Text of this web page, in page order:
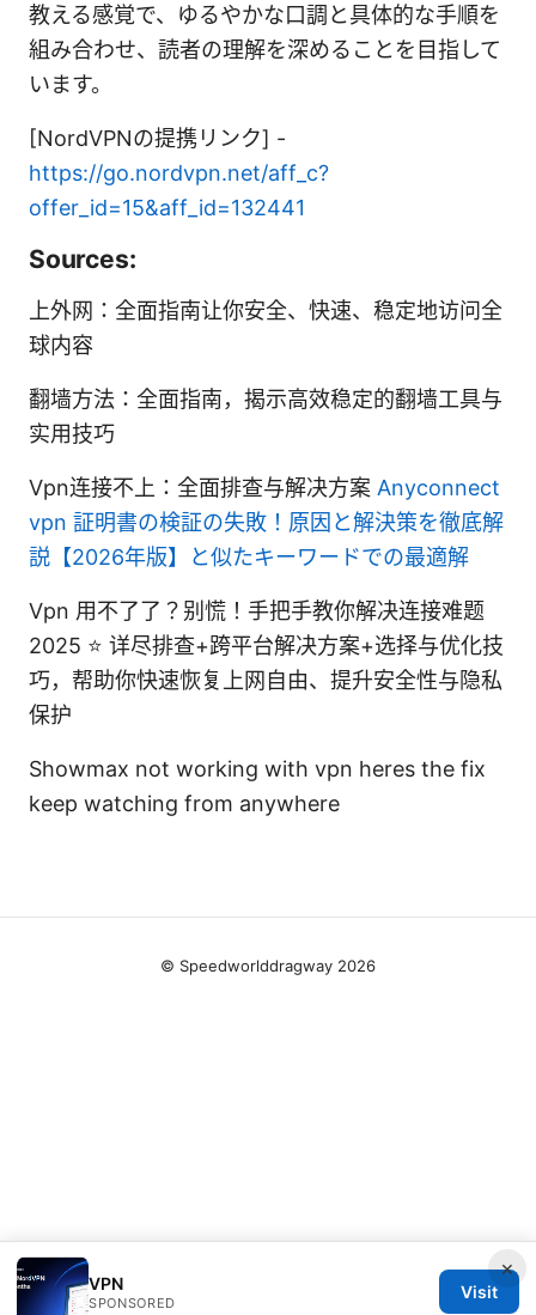
教える感覚で、ゆるやかな口調と具体的な手順を
組み合わせ、読者の理解を深めることを目指して
います。
[NordVPNの提携リンク] -
https://go.nordvpn.net/aff_c?
offer_id=15&aff_id=132441
Sources:
上外网：全面指南让你安全、快速、稳定地访问全
球内容
翻墙方法：全面指南，揭示高效稳定的翻墙工具与
实用技巧
Vpn连接不上：全面排查与解决方案 Anyconnect
vpn 証明書の検証の失敗！原因と解決策を徹底解
説【2026年版】と似たキーワードでの最適解
Vpn 用不了了？别慌！手把手教你解决连接难题
2025 ⭐ 详尽排查+跨平台解决方案+选择与优化技
巧，帮助你快速恢复上网自由、提升安全性与隐私
保护
Showmax not working with vpn heres the fix
keep watching from anywhere
×
VPN
SPONSORED
Visit
© Speedworlddragway 2026